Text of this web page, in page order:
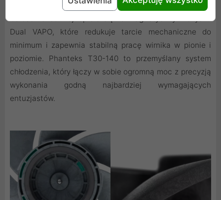
dla ucha ludzkiego niż typowe silniki wentylatorów PC.
Dual VAPO, które redukuje tarcie mechaniczne do
minimum i zapewnia stabilną pracę wirnika w pionie i
poziomie. Phanteks T30-140 to przemyślany system
chłodzenia, który łączy w sobie ogromną moc z precyzją
wykonania godną najbardziej wymagających
entuzjastów.